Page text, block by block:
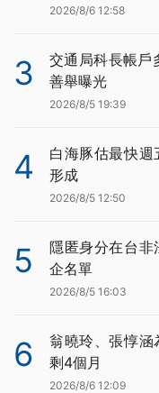
2026/8/6 12:58
3
交通局科長帳戶
善舉曝光
2026/8/5 19:39
4
白海豚估最快
形成
2026/8/5 12:50
5
隱匿身分在台非
企名單
2026/8/5 16:03
6
翁曉玲、張惇涵
剩4個月
2026/8/6 12:09